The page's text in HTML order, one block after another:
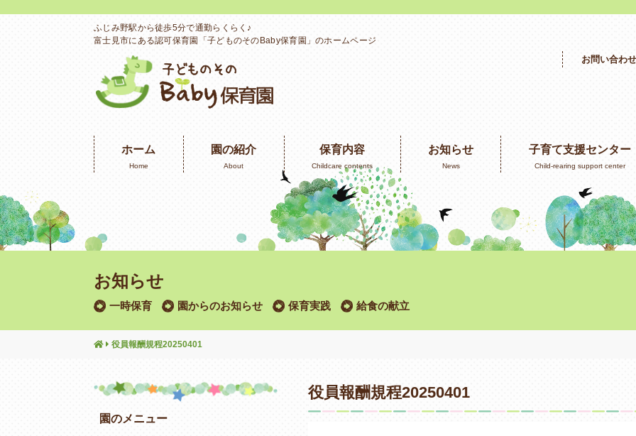
ふじみ野駅から徒歩5分で通勤らくらく♪
富士見市にある認可保育園「子どものそのBaby保育園」のホームページ
お問い合わせ
ホーム
Home
園の紹介
About
保育内容
Childcare contents
お知らせ
News
子育て支援センター
Child-rearing support center
お知らせ
一時保育 園からのお知らせ 保育実践 給食の献立
役員報酬規程20250401
役員報酬規程20250401
園のメニュー